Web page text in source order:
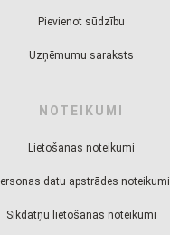
Pievienot sūdzību
Uzņēmumu saraksts
NOTEIKUMI
Lietošanas noteikumi
datu apstrādes noteikumi
Sīkdatņu lietošanas noteikumi